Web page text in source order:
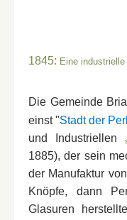
1845: Eine
Die Gemeinde
einst "Stadt der
und Industriellen
1885), der sein
der Manufaktur
Knöpfe, dann
Glasuren